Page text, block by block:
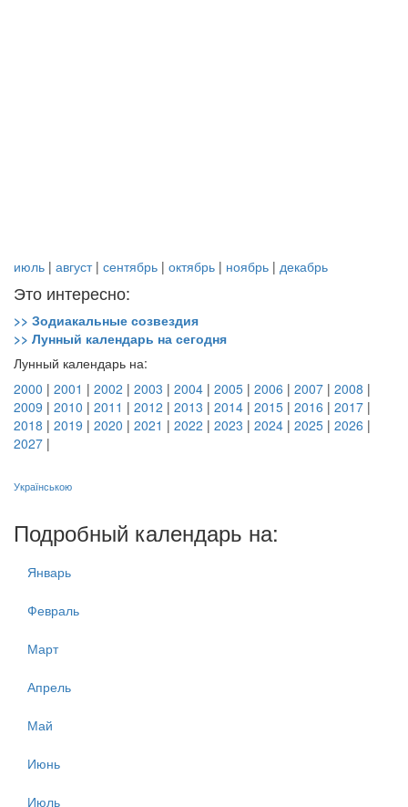
июль | август| сентябрь | октябрь | ноябрь | декабрь
Это интересно:
>> Зодиакальные созвездия
>> Лунный календарь на сегодня
Лунный календарь на:
2000 | 2001 | 2002 | 2003 | 2004 | 2005 | 2006 | 2007 | 2008 |
2009 | 2010 | 2011 | 2012 | 2013 | 2014 | 2015 | 2016 | 2017 |
2018 | 2019 | 2020 | 2021 | 2022 | 2023 | 2024 | 2025 | 2026 |
2027 |
Українською
Подробный календарь на:
Январь
Февраль
Март
Апрель
Май
Июнь
Июль